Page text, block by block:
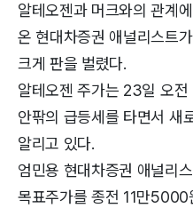
알테오젠과 머크와의 관계
온 현대차증권 애널리스트
크게 판을 벌렸다.
알테오젠 주가는 23일 오
안팎의 급등세를 타면서 새
알리고 있다.
엄민용 현대차증권 애널리
목표주가를 종전 11만